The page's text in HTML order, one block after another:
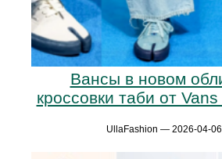
Вансы в новом
кроссовки таби от
UllaFashion — 2026-04-06